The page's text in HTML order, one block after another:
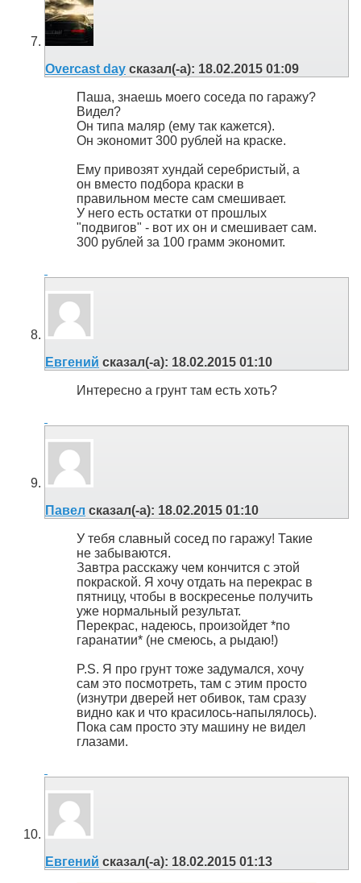
Overcast day сказал(-а): 18.02.2015 01:09
Паша, знаешь моего соседа по гаражу?
Видел?
Он типа маляр (ему так кажется).
Он экономит 300 рублей на краске.
Ему привозят хундай серебристый, а
он вместо подбора краски в
правильном месте сам смешивает.
У него есть остатки от прошлых
"подвигов" - вот их он и смешивает сам.
300 рублей за 100 грамм экономит.
Евгений сказал(-а): 18.02.2015 01:10
Интересно а грунт там есть хоть?
Павел сказал(-а): 18.02.2015 01:10
У тебя славный сосед по гаражу! Такие
не забываются.
Завтра расскажу чем кончится с этой
покраской. Я хочу отдать на перекрас в
пятницу, чтобы в воскресенье получить
уже нормальный результат.
Перекрас, надеюсь, произойдет *по
гаранатии* (не смеюсь, а рыдаю!)
P.S. Я про грунт тоже задумался, хочу
сам это посмотреть, там с этим просто
(изнутри дверей нет обивок, там сразу
видно как и что красилось-напылялось).
Пока сам просто эту машину не видел
глазами.
Евгений сказал(-а): 18.02.2015 01:13